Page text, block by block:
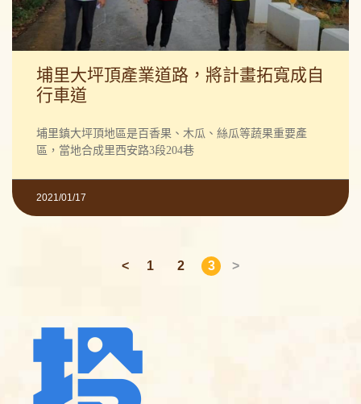
埔里大坪頂產業道路，將計畫拓寬成自
行車道
埔里鎮大坪頂地區是百香果、木瓜、絲瓜等蔬果重要產
區，當地合成里西安路3段204巷
2021/01/17
<上
1 2 3 >